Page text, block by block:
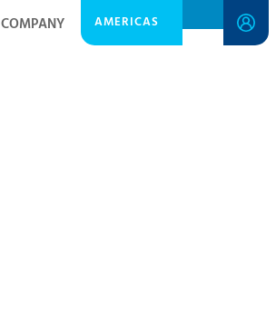
COMPANY AMERICAS